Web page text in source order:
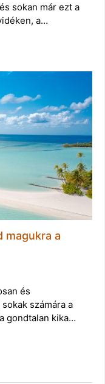
sokan már ezt a
a…
magukra a
és
számára a
gondtalan kika…